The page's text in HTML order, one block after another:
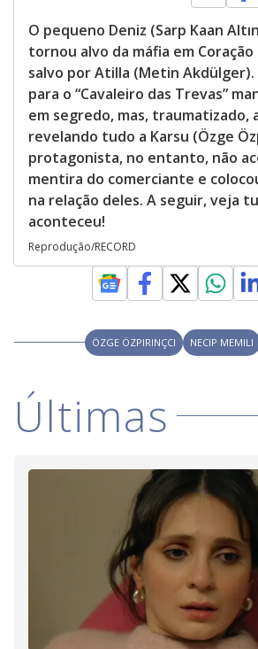
O pequeno Deniz (Sarp Kaan
tornou alvo da máfia em
salvo por Atilla (Metin
para o “Cavaleiro das Trevas”
em segredo, mas, traumatizado,
revelando tudo a Karsu (Özge
protagonista, no entanto, não
mentira do comerciante e
na relação deles. A seguir, veja
aconteceu!
Reprodução/RECORD
ÖZGE ÖZPIRINÇCI NECIP MEMILI
Últimas